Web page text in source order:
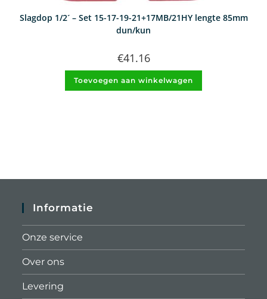
Slagdop 1/2´ – Set 15-17-19-21+17MB/21HY lengte 85mm
dun/kun
€41.16
Toevoegen aan winkelwagen
Informatie
Onze service
Over ons
Levering